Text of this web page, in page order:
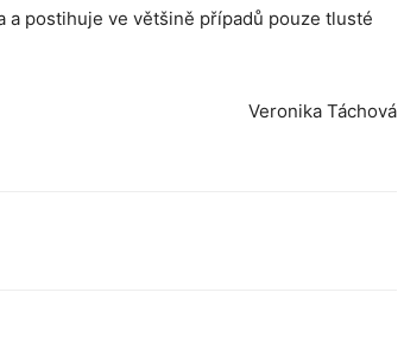
postihuje ve většině případů pouze tlusté
Veronika Táchová